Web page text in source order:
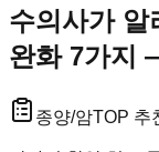
수의사가 알
완화 7가지
종양/암TOP 추